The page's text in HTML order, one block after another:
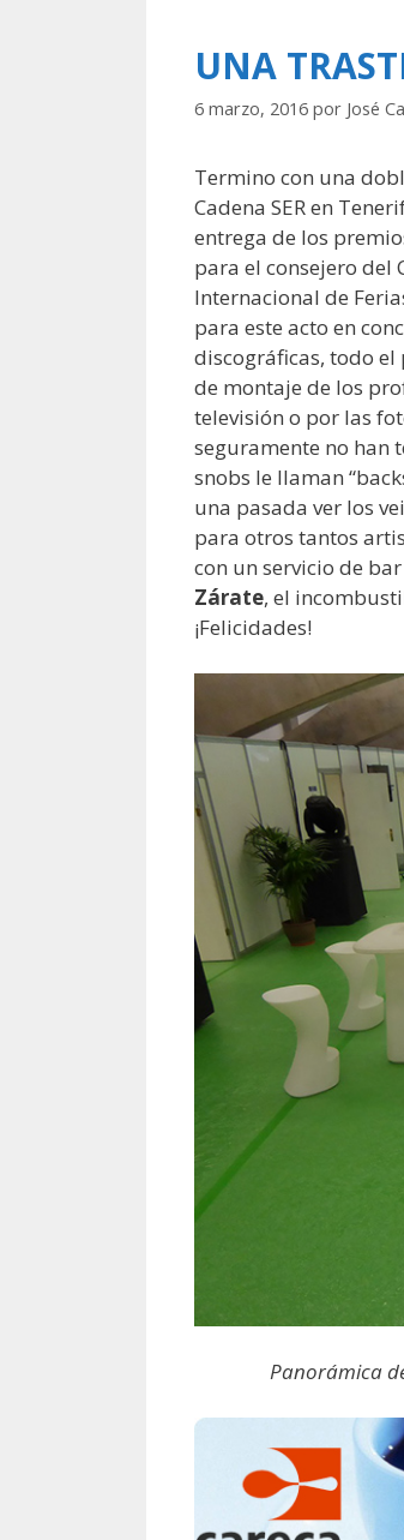
UNA
6 marzo, 2016 por José
Termino con una
Cadena SER en
entrega de los
para el consejero del
Internacional de
para este acto en
discográficas, todo
de montaje de los
televisión o por las
seguramente no han
snobs le llaman
una pasada ver los
para otros tantos
con un servicio de
Zárate, el
¡Felicidades!
Panorámica